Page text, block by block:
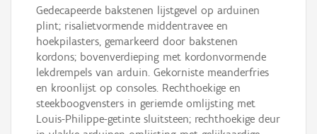
Gedecapeerde bakstenen lijstgevel op arduinen
plint; risalietvormende middentravee en
hoekpilasters, gemarkeerd door bakstenen
kordons; bovenverdieping met kordonvormende
lekdrempels van arduin. Gekorniste meanderfries
en kroonlijst op consoles. Rechthoekige en
steekboogvensters in geriemde omlijsting met
Louis-Philippe-getinte sluitsteen; rechthoekige deur